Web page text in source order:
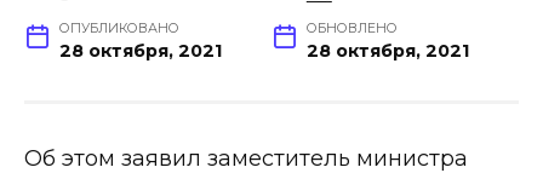
ОПУБЛИКОВАНО
28 октября, 2021
ОБНОВЛЕНО
28 октября, 2021
Об этом заявил заместитель министра